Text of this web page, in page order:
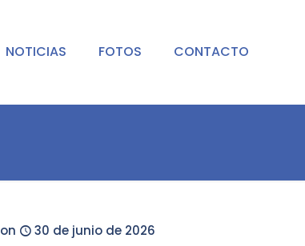
NOTICIAS FOTOS CONTACTO
on 30 de junio de 2026